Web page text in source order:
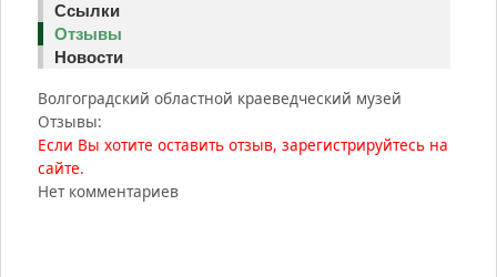
Ссылки
Отзывы
Новости
Волгоградский областной краеведческий музей
Отзывы:
Если Вы хотите оставить отзыв, зарегистрируйтесь на
сайте.
Нет комментариев